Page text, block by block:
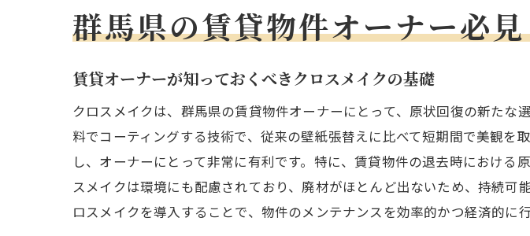
入居者獲得におけるク
賃貸物件の差別化を実
クロスメイクで賃貸物
群馬県の賃貸市場トレ
クロスメイクが群馬県で注
群馬県でのクロスメイ
クロスメイク技術の進
群馬県におけるクロス
群馬県の賃貸物件オーナー必
賃貸オーナーが知っておくべきクロスメイクの基礎
クロスメイクは、群馬県の賃貸物件オーナーにとって、原状回復の新た
料でコーティングする技術で、従来の壁紙張替えに比べて短期間で美観
し、オーナーにとって非常に有利です。特に、賃貸物件の退去時におけ
スメイクは環境にも配慮されており、廃材がほとんど出ないため、持続
ロスメイクを導入することで、物件のメンテナンスを効率的かつ経済的に